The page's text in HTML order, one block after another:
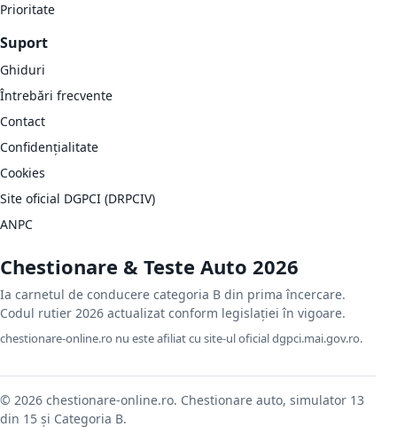
Prioritate
Suport
Ghiduri
Întrebări frecvente
Contact
Confidențialitate
Cookies
Site oficial DGPCI (DRPCIV)
ANPC
Chestionare & Teste Auto 2026
Ia carnetul de conducere categoria B din prima încercare.
Codul rutier 2026 actualizat conform legislației în vigoare.
chestionare-online.ro nu este afiliat cu site-ul oficial dgpci.mai.gov.ro.
© 2026 chestionare-online.ro. Chestionare auto, simulator 13
din 15 și Categoria B.